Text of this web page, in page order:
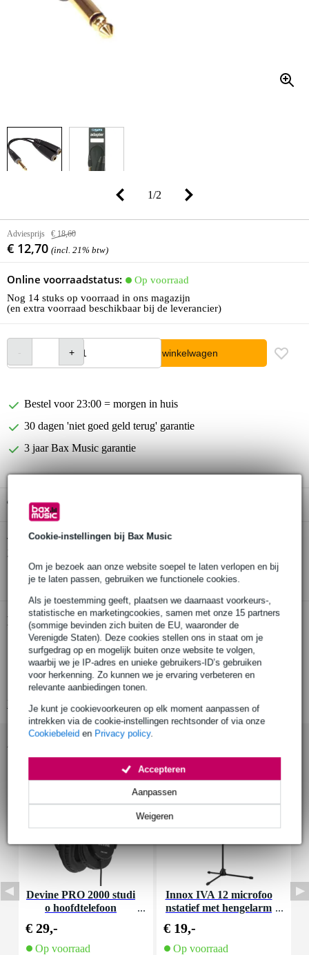
Cookie-instellingen bij Bax Music
Om je bezoek aan onze website soepel te laten verlopen en bij
je te laten passen, gebruiken we functionele cookies.
Als je toestemming geeft, plaatsen we daarnaast voorkeurs-,
statistische en marketingcookies, samen met onze 15 partners
(sommige bevinden zich buiten de EU, waaronder de
Verenigde Staten). Deze cookies stellen ons in staat om je
surfgedrag op en mogelijk buiten onze website te volgen,
waarbij we je IP-adres en unieke gebruikers-ID’s gebruiken
voor herkenning. Zo kunnen we je ervaring verbeteren en
relevante aanbiedingen tonen.
Je kunt je cookievoorkeuren op elk moment aanpassen of
intrekken via de cookie-instellingen rechtsonder of via onze
Cookiebeleid en Privacy policy.
Weigeren
Aanpassen
Accepteren
1/2
Adviesprijs € 18,60
€ 12,70 (incl. 21% btw)
Online voorraadstatus:
Op voorraad
Nog 14 stuks op voorraad in ons magazijn
(en extra voorraad beschikbaar bij de leverancier)
In winkelwagen
Bestel voor 23:00 = morgen in huis
30 dagen 'niet goed geld terug' garantie
3 jaar Bax Music garantie
Gratis ophalen in de winkel
Twijfel je of deKlotz AYU-2 Y adapter TS 6.35mm mono -
2x TS 6.35mm mono 0.2m
Start de check
Productinformatie
Y-adapter
splitst monosignaal in 2 mono signalen
kabeltype: PCU201-Z
Bekijk alle productspecificaties
Devine PRO 2000 studi
o hoofdtelefoon
€ 29,-
Op voorraad
Innox IVA 12 microfoo
nstatief met hengelarm
€ 19,-
Op voorraad